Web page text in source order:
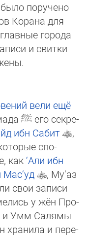
поручено
Корана для
города
и свитки
вели ещё
ﷺ его се­кре­
ибн Сабит
,
спо­
как ‘Али ибн
Мас‘уд
, Му­‘аз
свои записи
у жён Про­
и Умм Салямы
хра­ни­ла и пе­ре­